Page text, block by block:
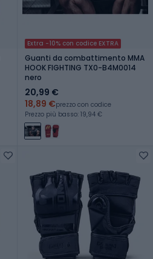
Extra -10% con codice EXTRA
Guanti da combattimento MMA
HOOK FIGHTING TX0-B4M0014
nero
20,99 €
18,89 €prezzo con codice
Prezzo più basso: 19,94 €